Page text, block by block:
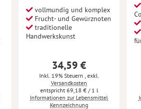
vollmundig und komplex
Frucht- und Gewürznoten
traditionelle
Handwerkskunst
34,59 €
Inkl. 19% Steuern exkl.
Versandkosten
69,18 € / 1 l
Informationen zur Lebensmittel
Kennzeichnung